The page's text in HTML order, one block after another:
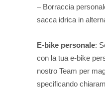
– Borraccia
sacca idrica in
E-bike personale:
con la tua e-bike
nostro Team per
specificando